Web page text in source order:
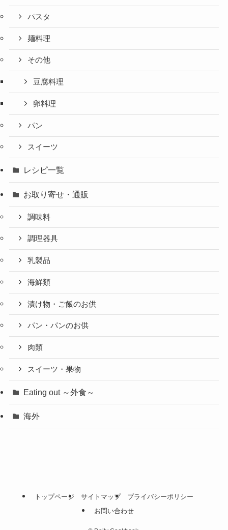
パスタ
麺料理
その他
豆腐料理
卵料理
パン
スイーツ
レシピ一覧
お取り寄せ・通販
調味料
調理器具
乳製品
海鮮類
漬け物・ご飯のお供
パン・パンのお供
肉類
スイーツ・果物
Eating out ～外食～
海外
トップページ サイトマップ
プライバシーポリシー
お問い合わせ